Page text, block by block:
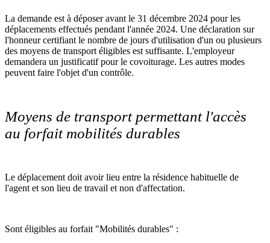
La demande est à déposer avant le 31 décembre 2024 pour les
déplacements effectués pendant l'année 2024. Une déclaration sur
l'honneur certifiant le nombre de jours d'utilisation d'un ou plusieurs
des moyens de transport éligibles est suffisante. L'employeur
demandera un justificatif pour le covoiturage. Les autres modes
peuvent faire l'objet d'un contrôle.
Moyens de transport permettant l'accès
au forfait mobilités durables
Le déplacement doit avoir lieu entre la résidence habituelle de
l'agent et son lieu de travail et non d'affectation.
Sont éligibles au forfait "Mobilités durables" :